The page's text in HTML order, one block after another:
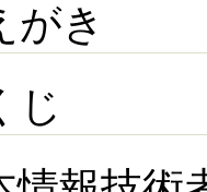
がき
じ